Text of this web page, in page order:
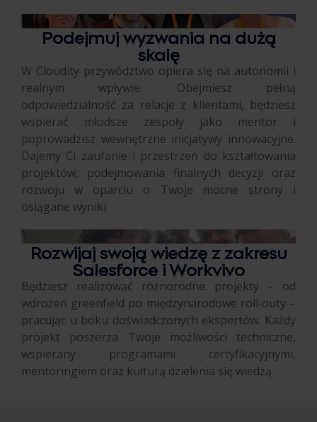
Podejmuj wyzwania na dużą
skalę
W Cloudity przywództwo opiera się na autonomii i
realnym wpływie. Obejmiesz pełną
odpowiedzialność za relacje z klientami, będziesz
wspierać młodsze zespoły jako mentor i
poprowadzisz wewnętrzne inicjatywy innowacyjne.
Dajemy Ci zaufanie i przestrzeń do kształtowania
projektów, podejmowania finalnych decyzji oraz
rozwoju w oparciu o Twoje mocne strony i
osiągane wyniki.
Rozwijaj swoją wiedzę z zakresu
Salesforce i Workvivo
Będziesz realizować różnorodne projekty – od
wdrożeń greenfield po międzynarodowe roll‑outy –
pracując u boku doświadczonych ekspertów. Każdy
projekt poszerza Twoje możliwości techniczne,
wspierany programami certyfikacyjnymi,
mentoringiem oraz kulturą dzielenia się wiedzą.